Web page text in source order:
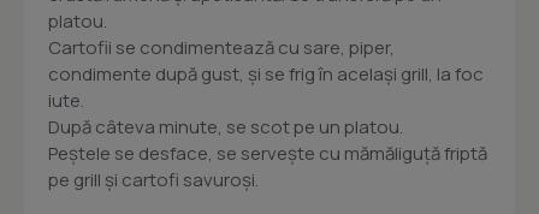
platou.
Cartofii se condimentează cu sare, piper,
condimente după gust, și se frig în același grill, la foc
iute.
După câteva minute, se scot pe un platou.
Peștele se desface, se servește cu mămăliguță friptă
pe grill și cartofi savuroși.